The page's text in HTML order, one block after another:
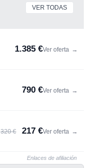
VER TODAS
1.385 €Ver oferta →
790 €Ver oferta →
320 € 217 €Ver oferta →
Enlaces de afiliación